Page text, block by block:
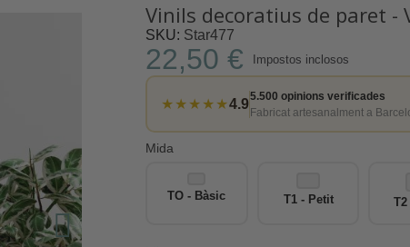
Vinils decoratius de paret -
SKU Star477
22,50 € Impostos inclosos
★★★★★4.9
5.500 opinions verificades
Fabricat artesanalment a
Mida
TO - Bàsic T1 - Petit